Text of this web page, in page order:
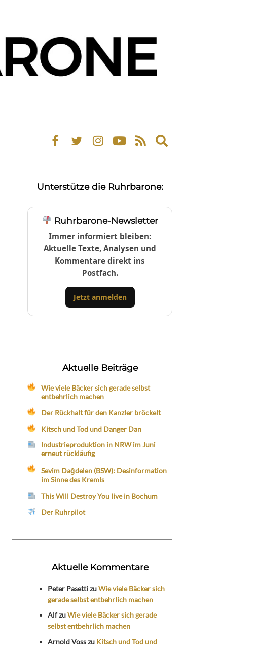
Expand
search
Unterstütze die Ruhrbarone:
Ruhrbarone-Newsletter
Immer informiert bleiben:
Aktuelle Texte, Analysen und
Kommentare direkt ins
Postfach.
Jetzt anmelden
Aktuelle Beiträge
Wie viele Bäcker sich gerade selbst
entbehrlich machen
Der Rückhalt für den Kanzler bröckelt
Kitsch und Tod und Danger Dan
Industrieproduktion in NRW im Juni
erneut rückläufig
Sevim Dağdelen (BSW): Desinformation
im Sinne des Kremls
This Will Destroy You live in Bochum
Der Ruhrpilot
Aktuelle Kommentare
Peter PasettizuWie viele Bäcker sich
gerade selbst entbehrlich machen
AlfzuWie viele Bäcker sich gerade
selbst entbehrlich machen
Arnold Vosszu Kitsch und Tod und